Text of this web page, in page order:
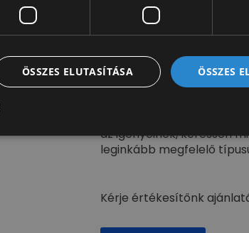
lízing- és forgalomba
Autóbeszámítás egyedi
nem minősül nyílt
További információért
rendelkezésére!
Ha hirdetéseink között
az igényeinek, keressen
leginkább megfelelő
Kérje értékesítőnk
ÖSSZES
ÖSSZES ELUTASÍTÁSA